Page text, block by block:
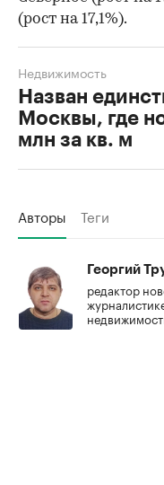
(рост на 17,1%).
Назван
Москвы, где
млн за кв. м
Недвижимость
Авторы Теги
Георгий
редактор